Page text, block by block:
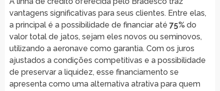
vantagens significativas para seus clientes. Entre elas,
a principal é a possibilidade de financiar até 75%do
valor total de jatos, sejam eles novos ou seminovos,
utilizando a aeronave como garantia. Com os juros
ajustados a condições competitivas e a possibilidade
de preservar a liquidez, esse financiamento se
apresenta como uma alternativa atrativa para quem